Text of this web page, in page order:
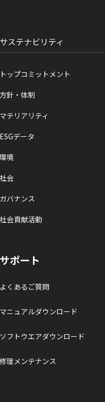
サステナビリティ
トップコミットメント
方針・体制
マテリアリティ
ESGデータ
環境
社会
ガバナンス
社会貢献活動
サポート
よくあるご質問
マニュアルダウンロード
ソフトウエアダウンロード
修理メンテナンス